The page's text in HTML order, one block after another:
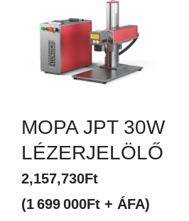
MOPA JPT 30W
LÉZERJELÖLŐ
2,157,730Ft
(1 699 000Ft + ÁFA)